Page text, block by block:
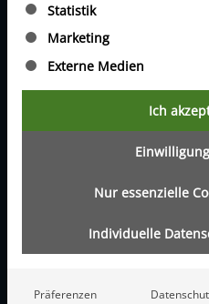
KONTAKT
Telefon:
Deutschland
‌+49 173 3926533
‌+971 585690511
‌info@dubai-rendite.com
ADRESSE
DUBAI RENDITE
Statistik
Marketing
Externe Medien
Ich
Nur essenzielle
Individuelle
Präferenzen